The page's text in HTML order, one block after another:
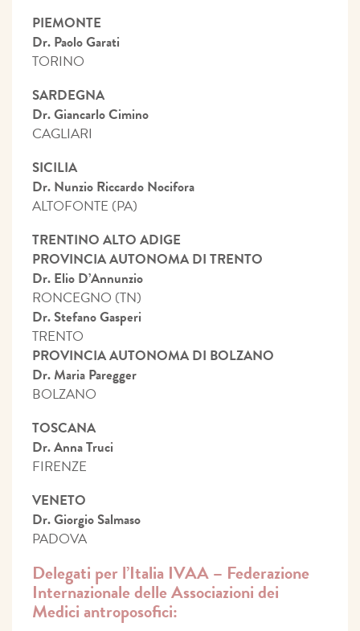
PIEMONTE
Dr. Paolo Garati
TORINO
SARDEGNA
Dr. Giancarlo Cimino
CAGLIARI
SICILIA
Dr. Nunzio Riccardo Nocifora
ALTOFONTE (PA)
TRENTINO ALTO ADIGE
PROVINCIA AUTONOMA DI TRENTO
Dr. Elio D’Annunzio
RONCEGNO (TN)
Dr. Stefano Gasperi
TRENTO
PROVINCIA AUTONOMA DI BOLZANO
Dr. Maria Paregger
BOLZANO
TOSCANA
Dr. Anna Truci
FIRENZE
VENETO
Dr. Giorgio Salmaso
PADOVA
Delegati per l’Italia IVAA – Federazione
Internazionale delle Associazioni dei
Medici antroposofici: